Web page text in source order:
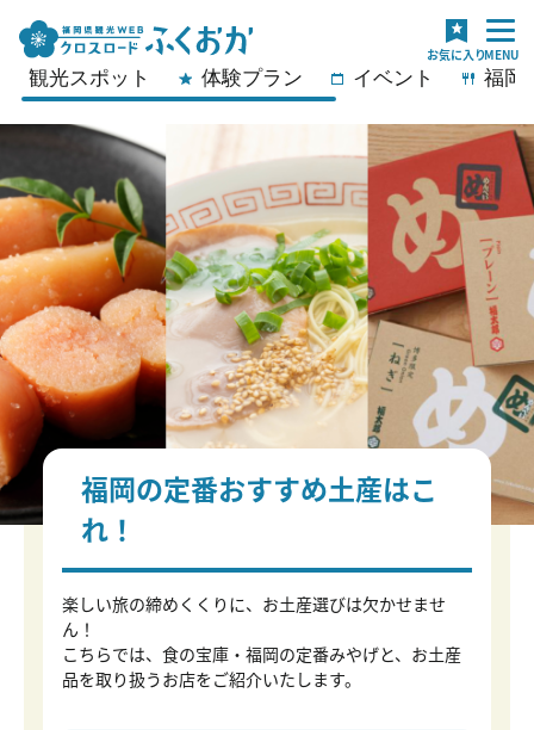
観光スポット 体験プラン イベント 福岡
福岡の定番おすすめ土産はこ
れ！
楽しい旅の締めくくりに、お土産選びは欠かせませ
ん！
こちらでは、食の宝庫・福岡の定番みやげと、お土産
品を取り扱うお店をご紹介いたします。